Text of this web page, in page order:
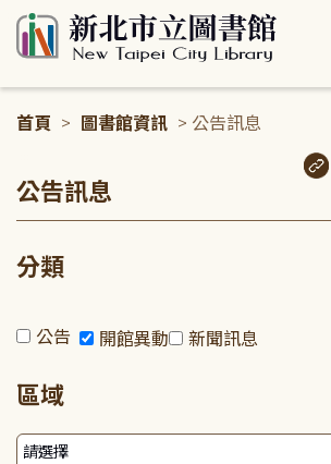
首頁 > 圖書館資訊 > 公告訊息
公告訊息
分類
公告 開館異動 新聞訊息
區域